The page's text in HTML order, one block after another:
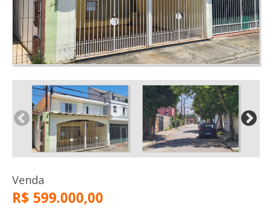
Venda
R$ 599.000,00